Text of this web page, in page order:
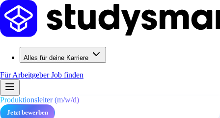
Alles für deine Karriere
Für ArbeitgeberJob finden
Produktionsleiter (m/w/d)
Jetzt bewerben